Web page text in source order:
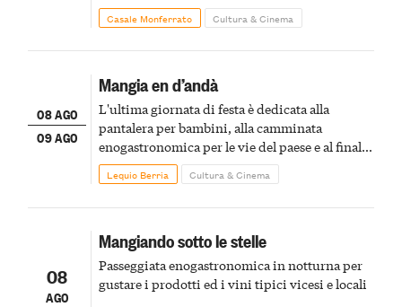
Casale Monferrato Cultura & Cinema
08 AGO
09 AGO
Mangia en d’andà
L'ultima giornata di festa è dedicata alla
pantalera per bambini, alla camminata
enogastronomica per le vie del paese e al finale
pirotecnico
Lequio Berria Cultura & Cinema
08
AGO
Mangiando sotto le stelle
Passeggiata enogastronomica in notturna per
gustare i prodotti ed i vini tipici vicesi e locali